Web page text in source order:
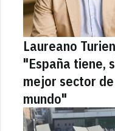
Laureano
"España tiene,
mejor sector
mundo"